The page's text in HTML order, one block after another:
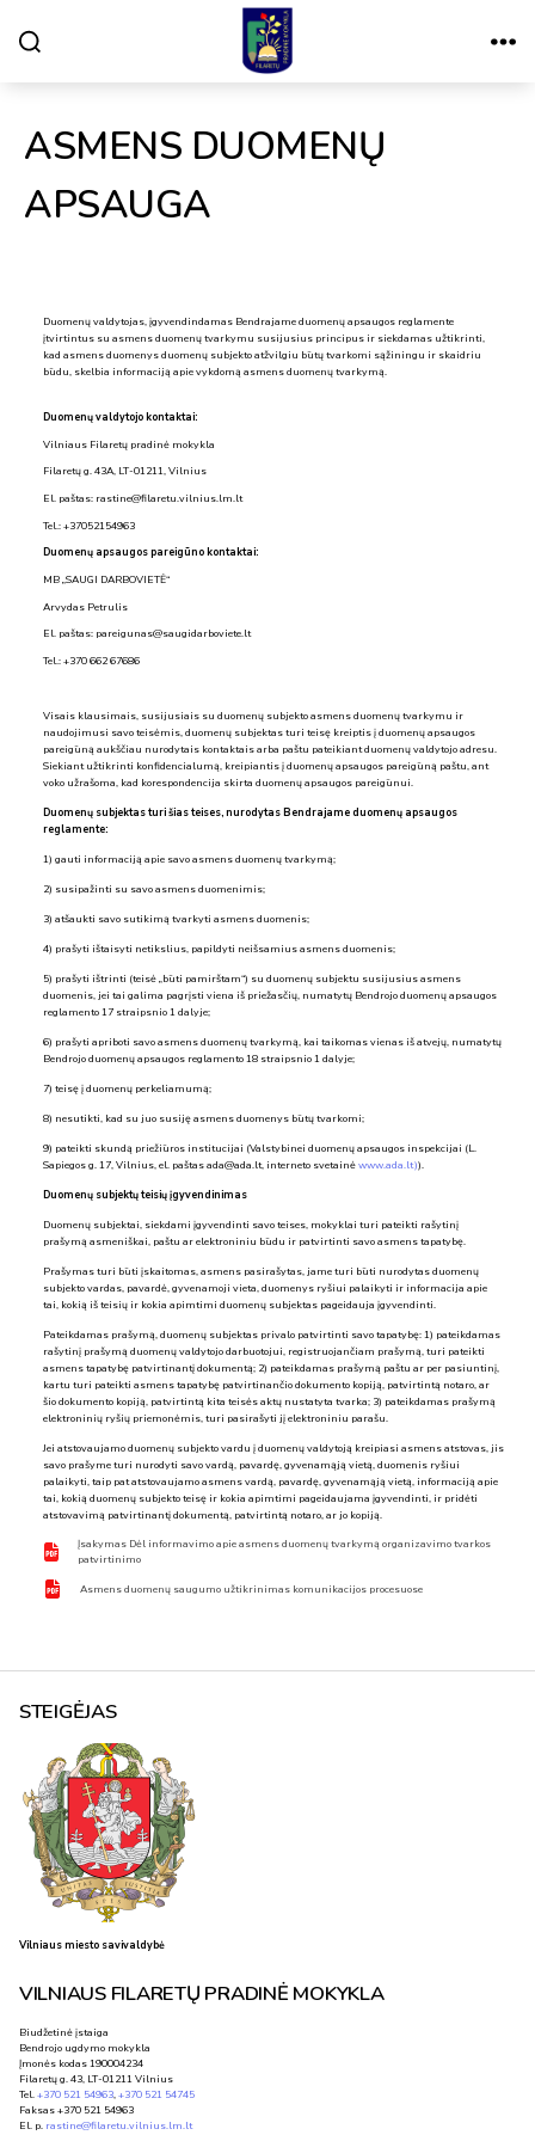
ASMENS DUOMENŲ
APSAUGA
Duomenų valdytojas, įgyvendindamas Bendrajame duomenų apsaugos reglamente
įtvirtintus su asmens duomenų tvarkymu susijusius principus ir siekdamas užtikrinti,
kad asmens duomenys duomenų subjekto atžvilgiu būtų tvarkomi sąžiningu ir skaidriu
būdu, skelbia informaciją apie vykdomą asmens duomenų tvarkymą.
Duomenų valdytojo kontaktai:
Vilniaus Filaretų pradinė mokykla
Filaretų g. 43A, LT-01211, Vilnius
El. paštas: rastine@filaretu.vilnius.lm.lt
Tel.: +37052154963
Duomenų apsaugos pareigūno kontaktai:
MB „SAUGI DARBOVIETĖ“
Arvydas Petrulis
El. paštas: pareigunas@saugidarboviete.lt
Tel.: +370 662 67686
Visais klausimais, susijusiais su duomenų subjekto asmens duomenų tvarkymu ir
naudojimusi savo teisėmis, duomenų subjektas turi teisę kreiptis į duomenų apsaugos
pareigūną aukščiau nurodytais kontaktais arba paštu pateikiant duomenų valdytojo adresu.
Siekiant užtikrinti konfidencialumą, kreipiantis į duomenų apsaugos pareigūną paštu, ant
voko užrašoma, kad korespondencija skirta duomenų apsaugos pareigūnui.
Duomenų subjektas turi šias teises, nurodytas Bendrajame duomenų apsaugos
reglamente:
1) gauti informaciją apie savo asmens duomenų tvarkymą;
2) susipažinti su savo asmens duomenimis;
3) atšaukti savo sutikimą tvarkyti asmens duomenis;
4) prašyti ištaisyti netikslius, papildyti neišsamius asmens duomenis;
5) prašyti ištrinti (teisė „būti pamirštam“) su duomenų subjektu susijusius asmens
duomenis, jei tai galima pagrįsti viena iš priežasčių, numatytų Bendrojo duomenų apsaugos
reglamento 17 straipsnio 1 dalyje;
6) prašyti apriboti savo asmens duomenų tvarkymą, kai taikomas vienas iš atvejų, numatytų
Bendrojo duomenų apsaugos reglamento 18 straipsnio 1 dalyje;
7) teisę į duomenų perkeliamumą;
8) nesutikti, kad su juo susiję asmens duomenys būtų tvarkomi;
9) pateikti skundą priežiūros institucijai (Valstybinei duomenų apsaugos inspekcijai (L.
Sapiegos g. 17, Vilnius, el. paštas ada@ada.lt, interneto svetainėwww.ada.lt)).
Duomenų subjektų teisių įgyvendinimas
Duomenų subjektai, siekdami įgyvendinti savo teises, mokyklai turi pateikti rašytinį
prašymą asmeniškai, paštu ar elektroniniu būdu ir patvirtinti savo asmens tapatybę.
Prašymas turi būti įskaitomas, asmens pasirašytas, jame turi būti nurodytas duomenų
subjekto vardas, pavardė, gyvenamoji vieta, duomenys ryšiui palaikyti ir informacija apie
tai, kokią iš teisių ir kokia apimtimi duomenų subjektas pageidauja įgyvendinti.
Pateikdamas prašymą, duomenų subjektas privalo patvirtinti savo tapatybę: 1) pateikdamas
rašytinį prašymą duomenų valdytojo darbuotojui, registruojančiam prašymą, turi pateikti
asmens tapatybę patvirtinantį dokumentą; 2) pateikdamas prašymą paštu ar per pasiuntinį,
kartu turi pateikti asmens tapatybę patvirtinančio dokumento kopiją, patvirtintą notaro, ar
šio dokumento kopiją, patvirtintą kita teisės aktų nustatyta tvarka; 3) pateikdamas prašymą
elektroninių ryšių priemonėmis, turi pasirašyti jį elektroniniu parašu.
Jei atstovaujamo duomenų subjekto vardu į duomenų valdytoją kreipiasi asmens atstovas, jis
savo prašyme turi nurodyti savo vardą, pavardę, gyvenamąją vietą, duomenis ryšiui
palaikyti, taip pat atstovaujamo asmens vardą, pavardę, gyvenamąją vietą, informaciją apie
tai, kokią duomenų subjekto teisę ir kokia apimtimi pageidaujama įgyvendinti, ir pridėti
atstovavimą patvirtinantį dokumentą, patvirtintą notaro, ar jo kopiją.
Įsakymas Dėl informavimo apie asmens duomenų tvarkymą organizavimo tvarkos
patvirtinimo
Asmens duomenų saugumo užtikrinimas komunikacijos procesuose
STEIGĖJAS
Vilniaus miesto savivaldybė
VILNIAUS FILARETŲ PRADINĖ MOKYKLA
Biudžetinė įstaiga
Bendrojo ugdymo mokykla
Įmonės kodas 190004234
Filaretų g. 43, LT-01211 Vilnius
Tel.+370 521 54963,+370 521 54745
Faksas +370 521 54963
El. p. rastine@filaretu.vilnius.lm.lt